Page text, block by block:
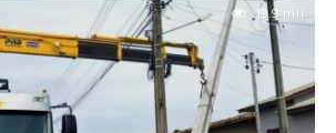
19.9 mil